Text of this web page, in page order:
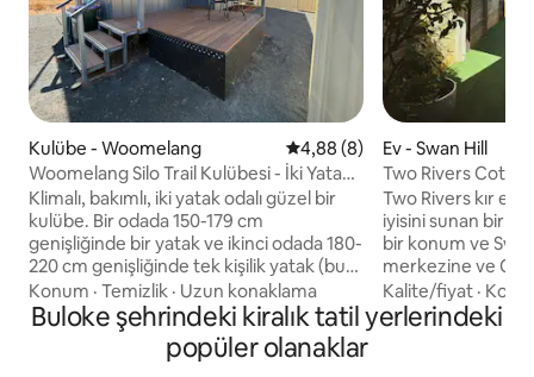
Kulübe - Woomelang 5 üzerinden ortalama 4,88
4,88 (8)
Woomelang Silo Trail Kulübesi - İki Yatak
Odalı Queen boy yatak / tek kişilik yatak
Klimalı, bakımlı, iki yatak odalı güzel bir
kulübe. Bir odada 150-179 cm
genişliğinde bir yatak ve ikinci odada 180-
220 cm genişliğinde tek kişilik yatak (bu
oda daha küçüktür) Airfryer/mikrodalga
fırın/konveksiyon fırını, kapsüllü kahve
makinesi, indüksiyonlu ocak, daha uzun
süre kalacaklar için çamaşır makinesi,
Konum · Temizlik · Uzun konaklama
Ev - Swan Hill
Two Rivers
Two Rivers kır
iyisini sunan bir
bir konum ve
merkezine ve
Park, ikonik Pyap,
Spoons nehir
Pioneer
Kalite/fiyat ·
Buloke şehrindeki kiralık tatil yerlerindeki
popüler olanaklar